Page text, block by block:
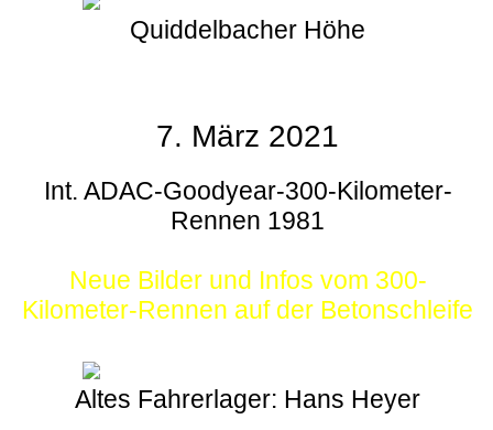
Quiddelbacher Höhe
7. März 2021
Int. ADAC-Goodyear-300-Kilometer-
Rennen 1981
Neue Bilder und Infos vom 300-
Kilometer-Rennen auf der Betonschleife
Altes Fahrerlager: Hans Heyer